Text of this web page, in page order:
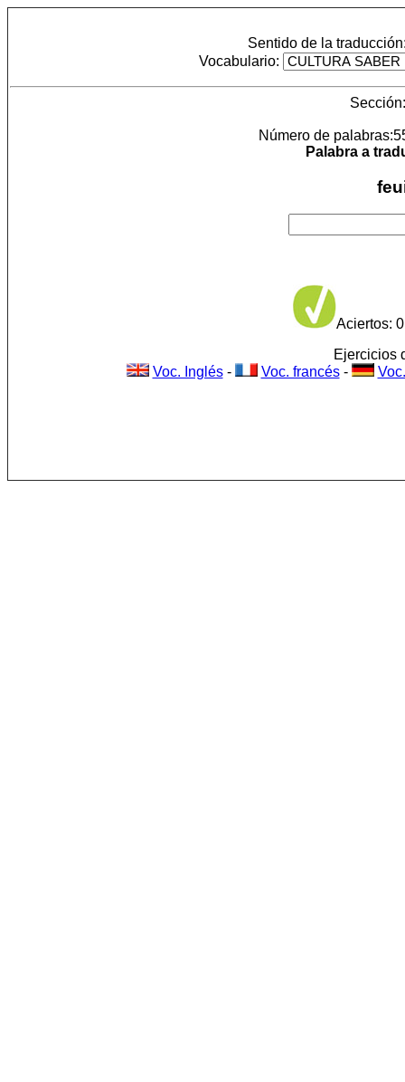
Sentido de la
Vocabulario:
Número de
Palabra a
Aciertos:
Ejercicios
Voc. Inglés- Voc. francés-